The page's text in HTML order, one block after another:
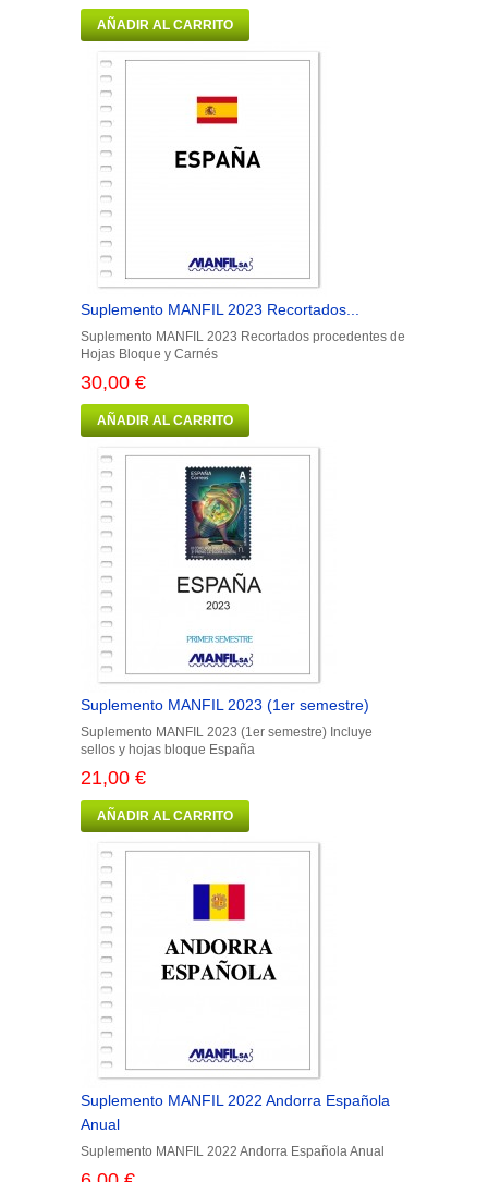
AÑADIR AL CARRITO
Suplemento MANFIL 2023 Recortados...
Suplemento MANFIL 2023 Recortados procedentes de
Hojas Bloque y Carnés
30,00 €
AÑADIR AL CARRITO
Suplemento MANFIL 2023 (1er semestre)
Suplemento MANFIL 2023 (1er semestre) Incluye
sellos y hojas bloque España
21,00 €
AÑADIR AL CARRITO
Suplemento MANFIL 2022 Andorra Española
Anual
Suplemento MANFIL 2022 Andorra Española Anual